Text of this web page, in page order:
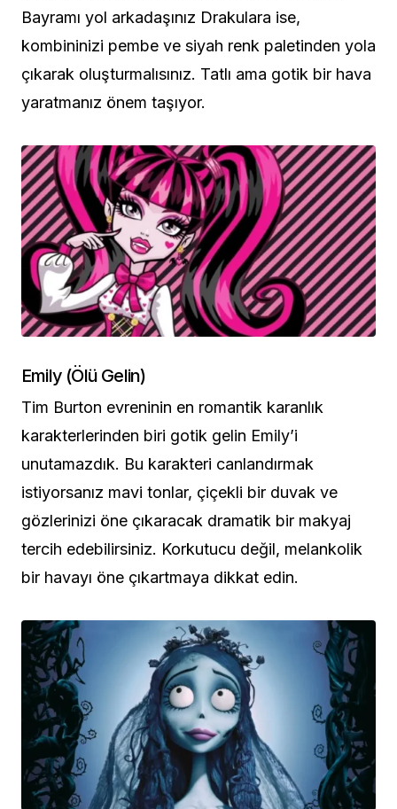
Bayramı yol arkadaşınız Drakulara ise,
kombininizi pembe ve siyah renk paletinden yola
çıkarak oluşturmalısınız. Tatlı ama gotik bir hava
yaratmanız önem taşıyor.
Emily (Ölü Gelin)
Tim Burton evreninin en romantik karanlık
karakterlerinden biri gotik gelin Emily’i
unutamazdık. Bu karakteri canlandırmak
istiyorsanız mavi tonlar, çiçekli bir duvak ve
gözlerinizi öne çıkaracak dramatik bir makyaj
tercih edebilirsiniz. Korkutucu değil, melankolik
bir havayı öne çıkartmaya dikkat edin.